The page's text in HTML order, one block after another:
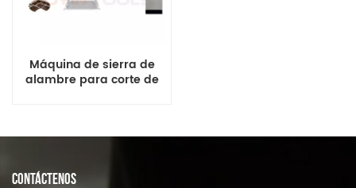
Máquina de sierra de
alambre para corte de
CONTÁCTENOS